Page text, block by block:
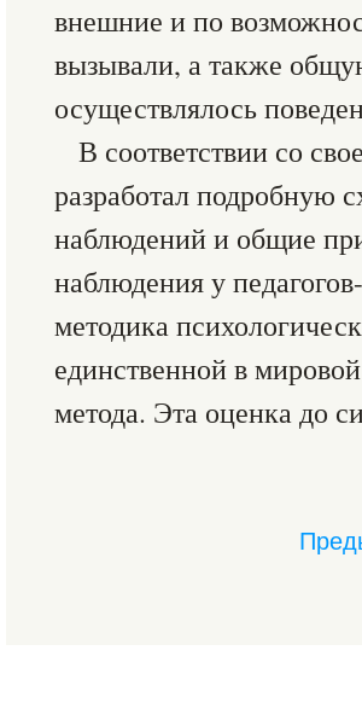
внешние и по
вызывали, а также
осуществлялось
В соответствии со
разработал подробную
наблюдений и общие
наблюдения у
методика
единственной в
метода. Эта оценка до